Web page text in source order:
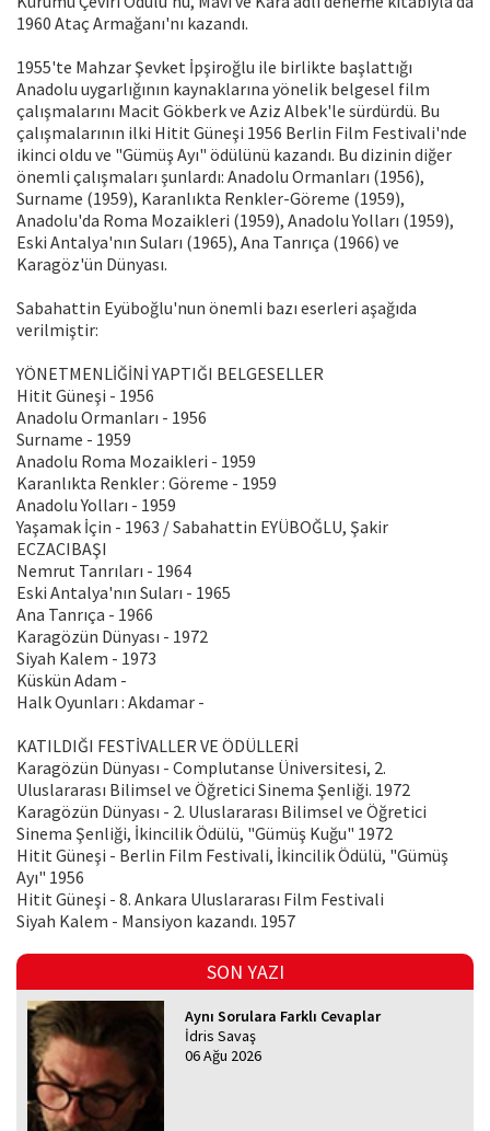
1960 Ataç Armağanı'nı kazandı.
1955'te Mahzar Şevket İpşiroğlu ile birlikte başlattığı
Anadolu uygarlığının kaynaklarına yönelik belgesel film
çalışmalarını Macit Gökberk ve Aziz Albek'le sürdürdü. Bu
çalışmalarının ilki Hitit Güneşi 1956 Berlin Film Festivali'nde
ikinci oldu ve "Gümüş Ayı" ödülünü kazandı. Bu dizinin diğer
önemli çalışmaları şunlardı: Anadolu Ormanları (1956),
Surname (1959), Karanlıkta Renkler-Göreme (1959),
Anadolu'da Roma Mozaikleri (1959), Anadolu Yolları (1959),
Eski Antalya'nın Suları (1965), Ana Tanrıça (1966) ve
Karagöz'ün Dünyası.
Sabahattin Eyüboğlu'nun önemli bazı eserleri aşağıda
verilmiştir:
YÖNETMENLİĞİNİ YAPTIĞI BELGESELLER
Hitit Güneşi - 1956
Anadolu Ormanları - 1956
Surname - 1959
Anadolu Roma Mozaikleri - 1959
Karanlıkta Renkler : Göreme - 1959
Anadolu Yolları - 1959
Yaşamak İçin - 1963 / Sabahattin EYÜBOĞLU, Şakir
ECZACIBAŞI
Nemrut Tanrıları - 1964
Eski Antalya'nın Suları - 1965
Ana Tanrıça - 1966
Karagözün Dünyası - 1972
Siyah Kalem - 1973
Küskün Adam -
Halk Oyunları : Akdamar -
KATILDIĞI FESTİVALLER VE ÖDÜLLERİ
Karagözün Dünyası - Complutanse Üniversitesi, 2.
Uluslararası Bilimsel ve Öğretici Sinema Şenliği. 1972
Karagözün Dünyası - 2. Uluslararası Bilimsel ve Öğretici
Sinema Şenliği, İkincilik Ödülü, "Gümüş Kuğu" 1972
Hitit Güneşi - Berlin Film Festivali, İkincilik Ödülü, "Gümüş
Ayı" 1956
Hitit Güneşi - 8. Ankara Uluslararası Film Festivali
Siyah Kalem - Mansiyon kazandı. 1957
SON YAZI
Aynı Sorulara Farklı Cevaplar
İdris Savaş
06 Ağu 2026